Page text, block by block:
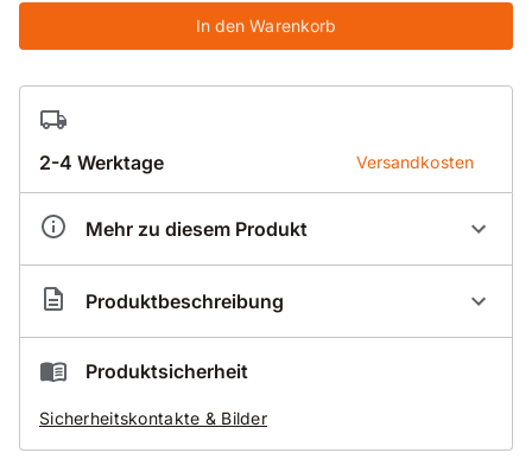
In den Warenkorb
2-4 Werktage Versandkosten
Mehr zu diesem Produkt
Artikelnummer BK1730186
Produktbeschreibung
Trockenbohrkrone mit Dachsegment
NL400mm
Produktsicherheit
Sicherheitskontakte & Bilder